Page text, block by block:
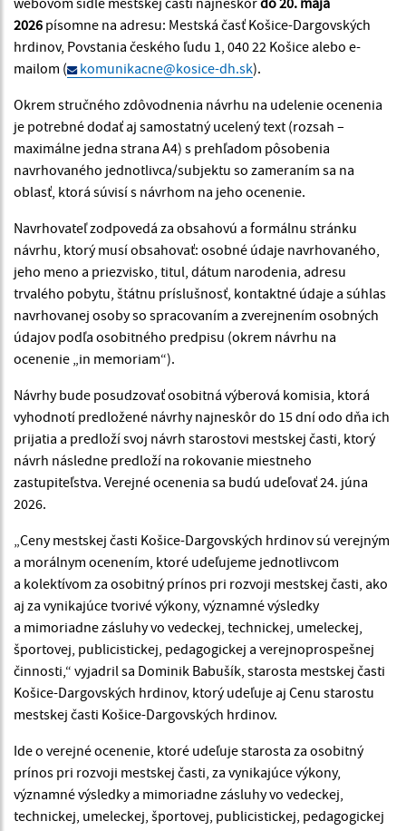
2026 písomne na adresu: Mestská časť Košice-Dargovských
hrdinov, Povstania českého ľudu 1, 040 22 Košice alebo e-
mailom (
komunikacne@kosice-dh.sk).
Okrem stručného zdôvodnenia návrhu na udelenie ocenenia
je potrebné dodať aj samostatný ucelený text (rozsah –
maximálne jedna strana A4) s prehľadom pôsobenia
navrhovaného jednotlivca/subjektu so zameraním sa na
oblasť, ktorá súvisí s návrhom na jeho ocenenie.
Navrhovateľ zodpovedá za obsahovú a formálnu stránku
návrhu, ktorý musí obsahovať: osobné údaje navrhovaného,
jeho meno a priezvisko, titul, dátum narodenia, adresu
trvalého pobytu, štátnu príslušnosť, kontaktné údaje a súhlas
navrhovanej osoby so spracovaním a zverejnením osobných
údajov podľa osobitného predpisu (okrem návrhu na
ocenenie „in memoriam“).
Návrhy bude posudzovať osobitná výberová komisia, ktorá
vyhodnotí predložené návrhy najneskôr do 15 dní odo dňa ich
prijatia a predloží svoj návrh starostovi mestskej časti, ktorý
návrh následne predloží na rokovanie miestneho
zastupiteľstva. Verejné ocenenia sa budú udeľovať 24. júna
2026.
„Ceny mestskej časti Košice-Dargovských hrdinov sú verejným
a morálnym ocenením, ktoré udeľujeme jednotlivcom
a kolektívom za osobitný prínos pri rozvoji mestskej časti, ako
aj za vynikajúce tvorivé výkony, významné výsledky
a mimoriadne zásluhy vo vedeckej, technickej, umeleckej,
športovej, publicistickej, pedagogickej a verejnoprospešnej
činnosti,“ vyjadril sa Dominik Babušík, starosta mestskej časti
Košice-Dargovských hrdinov, ktorý udeľuje aj Cenu starostu
mestskej časti Košice-Dargovských hrdinov.
Ide o verejné ocenenie, ktoré udeľuje starosta za osobitný
prínos pri rozvoji mestskej časti, za vynikajúce výkony,
významné výsledky a mimoriadne zásluhy vo vedeckej,
technickej, umeleckej, športovej, publicistickej, pedagogickej